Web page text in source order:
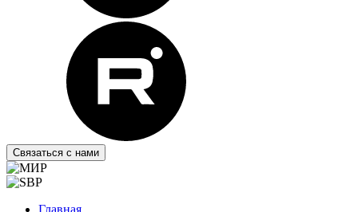
Связаться с нами
Главная